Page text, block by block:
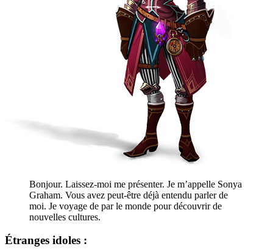
Bonjour. Laissez-moi me présenter. Je m’appelle Sonya
Graham. Vous avez peut-être déjà entendu parler de
moi. Je voyage de par le monde pour découvrir de
nouvelles cultures.
Étranges idoles :